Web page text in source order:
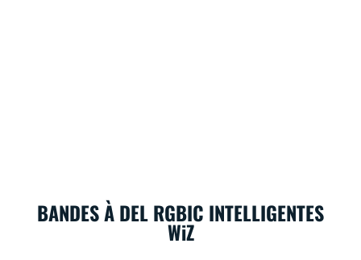
BANDES À DEL RGBIC INTELLIGENTES
WiZ